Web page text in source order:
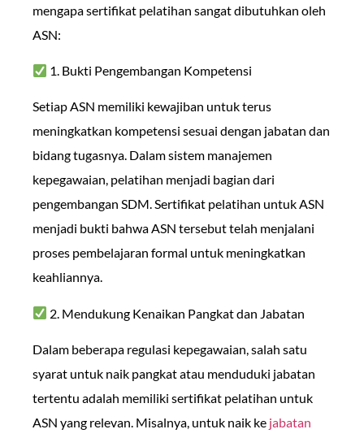
mengapa sertifikat pelatihan sangat dibutuhkan oleh
ASN:
1. Bukti Pengembangan Kompetensi
Setiap ASN memiliki kewajiban untuk terus
meningkatkan kompetensi sesuai dengan jabatan dan
bidang tugasnya. Dalam sistem manajemen
kepegawaian, pelatihan menjadi bagian dari
pengembangan SDM. Sertifikat pelatihan untuk ASN
menjadi bukti bahwa ASN tersebut telah menjalani
proses pembelajaran formal untuk meningkatkan
keahliannya.
2. Mendukung Kenaikan Pangkat dan Jabatan
Dalam beberapa regulasi kepegawaian, salah satu
syarat untuk naik pangkat atau menduduki jabatan
tertentu adalah memiliki sertifikat pelatihan untuk
ASN yang relevan. Misalnya, untuk naik ke jabatan